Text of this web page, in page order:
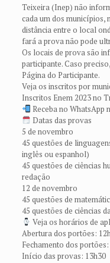
Teixeira (Inep) não
cada um dos municípios,
distância entre o local
fará a prova não pode
Os locais de prova são
participante. Caso
Página do Participante.
Veja os inscritos por
Inscritos Enem 2023 no
Receba no
Datas das provas
5 de novembro
45 questões de
inglês ou espanhol)
45 questões de ciências
redação
12 de novembro
45 questões de
45 questões de ciências
Veja os horários de
Abertura dos portões:
Fechamento dos
Início das provas: 13h30